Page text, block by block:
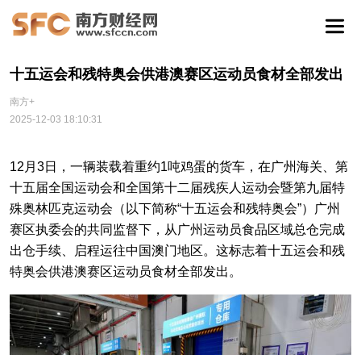
十五运会和残特奥会供港澳赛区运动员食材全部发出
南方+
2025-12-03 18:10:31
12月3日，一辆装载着重约1吨鸡蛋的货车，在广州海关、第
十五届全国运动会和全国第十二届残疾人运动会暨第九届特
殊奥林匹克运动会（以下简称“十五运会和残特奥会”）广州
赛区执委会的共同监督下，从广州运动员食品区域总仓完成
出仓手续、启程运往中国澳门地区。这标志着十五运会和残
特奥会供港澳赛区运动员食材全部发出。